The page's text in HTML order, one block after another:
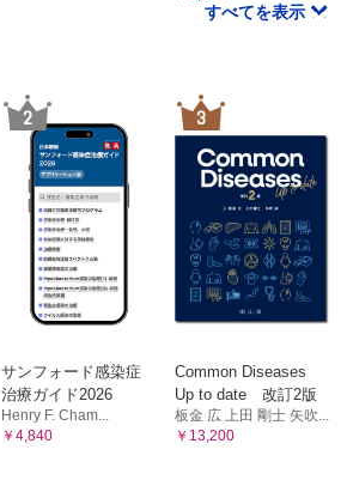
すべてを表示
2
サンフォード感染症
治療ガイド2026
Henry F. Cham...
￥4,840
3
Common Diseases
Up to date 改訂2版
板金 広 上田 剛士 矢吹...
￥13,200